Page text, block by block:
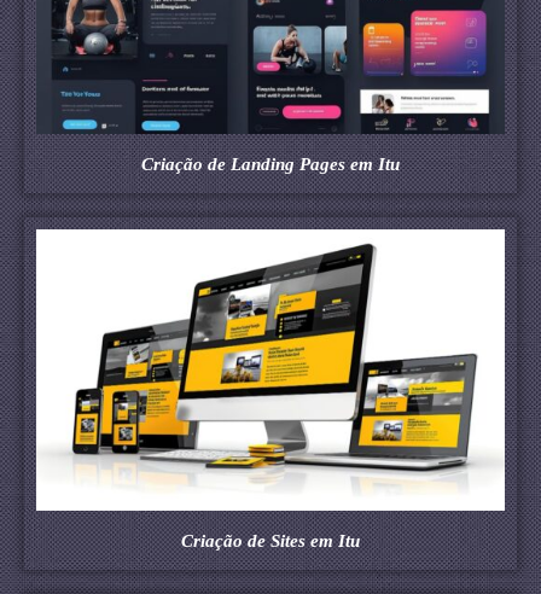
Criação de Landing Pages em Itu
Criação de Sites em Itu